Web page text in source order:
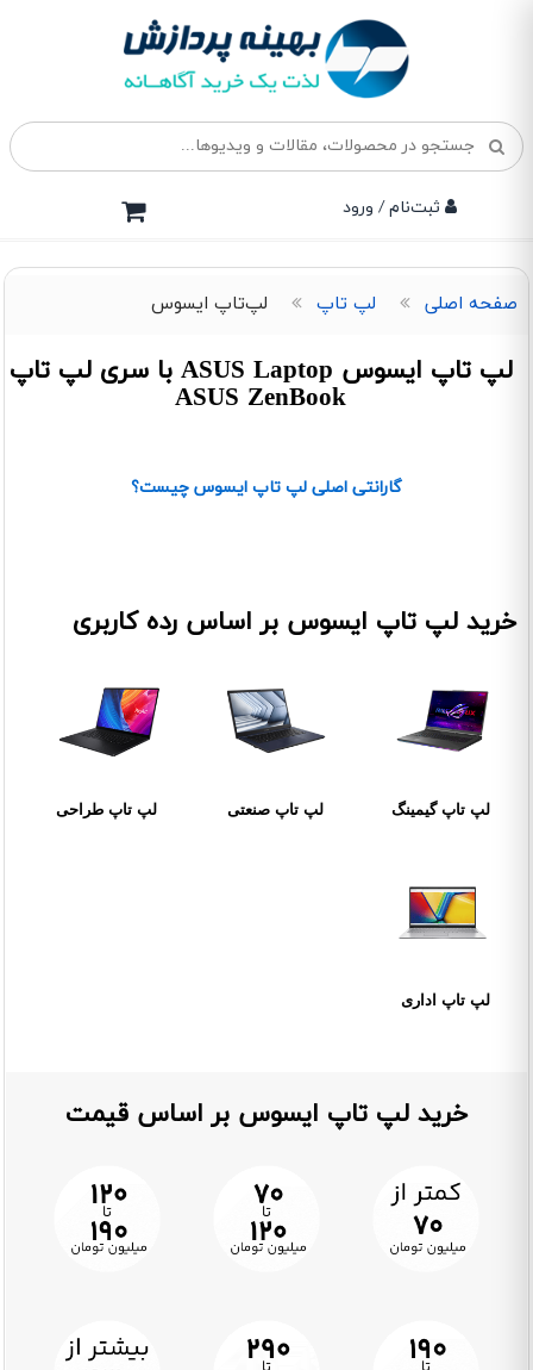
ثبت‌نام / ورود
صفحه اصلی لپ تاپ لپ‌تاپ ایسوس
لپ تاپ ایسوس ASUS Laptop با سری لپ تاپ
ASUS ZenBook
گارانتی اصلی لپ تاپ ایسوس چیست؟
خرید لپ تاپ ایسوس بر اساس رده کاربری
لپ تاپ گیمینگ لپ تاپ صنعتی لپ تاپ طراحی
لپ تاپ اداری
خرید لپ تاپ ایسوس بر اساس قیمت